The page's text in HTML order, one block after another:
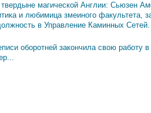
магической Англии: Сьюзен
и любимица змеиного факультета,
в Управление Каминных Сетей.
оборотней закончила свою работу